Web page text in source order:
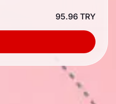
95.96 TRY